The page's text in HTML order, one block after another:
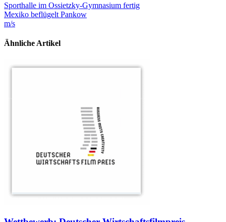
Sporthalle im Ossietzky-Gymnasium fertig
Mexiko beflügelt Pankow
m/s
Ähnliche Artikel